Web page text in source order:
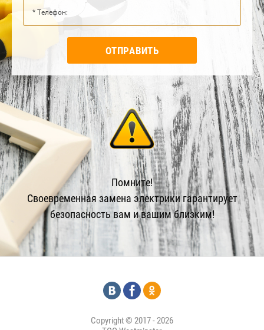
ОТПРАВИТЬ
Помните!
Своевременная замена электрики гарантирует
безопасность вам и вашим близким!
Copyright © 2017 - 2026